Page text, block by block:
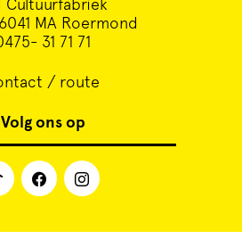
Cultuurfabriek
MA Roermond
31 71 71
/ route
Volg ons op